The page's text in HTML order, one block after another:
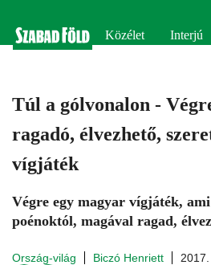
Közélet Interjú
Túl a gólvonalon -
ragadó, élvezhető,
vígjáték
Végre egy magyar vígjáték,
poénoktól, magával ragad,
Ország-világ Biczó Henriett 2017.